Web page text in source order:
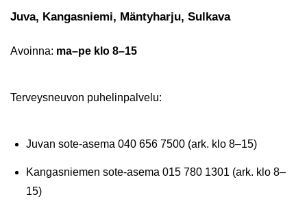
Juva, Kan­gas­nie­mi, Män­ty­har­ju, Sul­ka­va
Avoin­na: ma–pe klo 8–15
Ter­veys­neu­von pu­he­lin­pal­ve­lu:
Juvan sote-​asema 040 656 7500 (ark. klo 8–15)
Kan­gas­nie­men sote-​asema 015 780 1301 (ark. klo 8–
15)